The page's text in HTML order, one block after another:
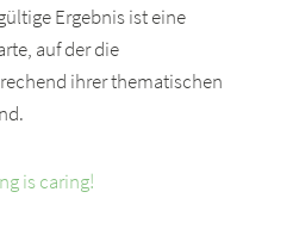
Ergebnis ist eine
auf der die
ihrer thematischen
is caring!